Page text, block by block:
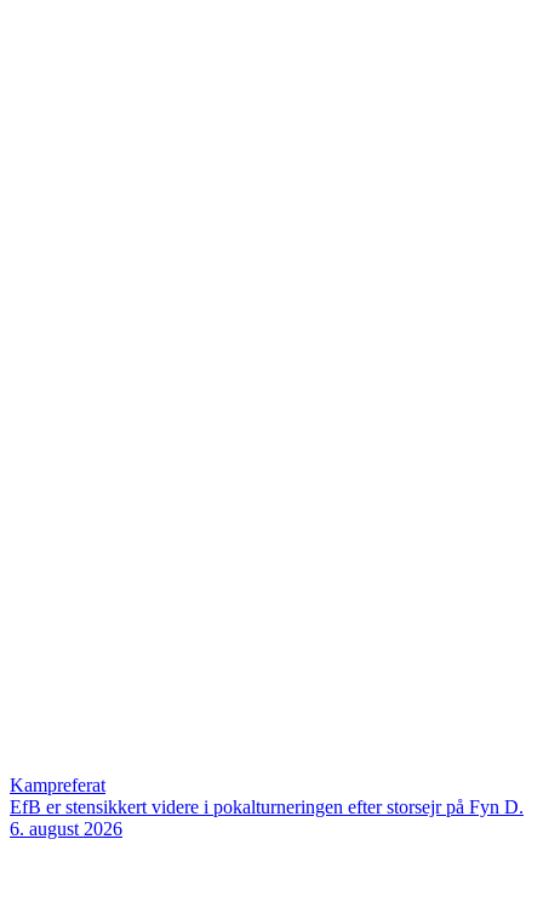
Kampreferat
EfB er stensikkert videre i pokalturneringen efter storsejr på Fyn D.
6. august 2026